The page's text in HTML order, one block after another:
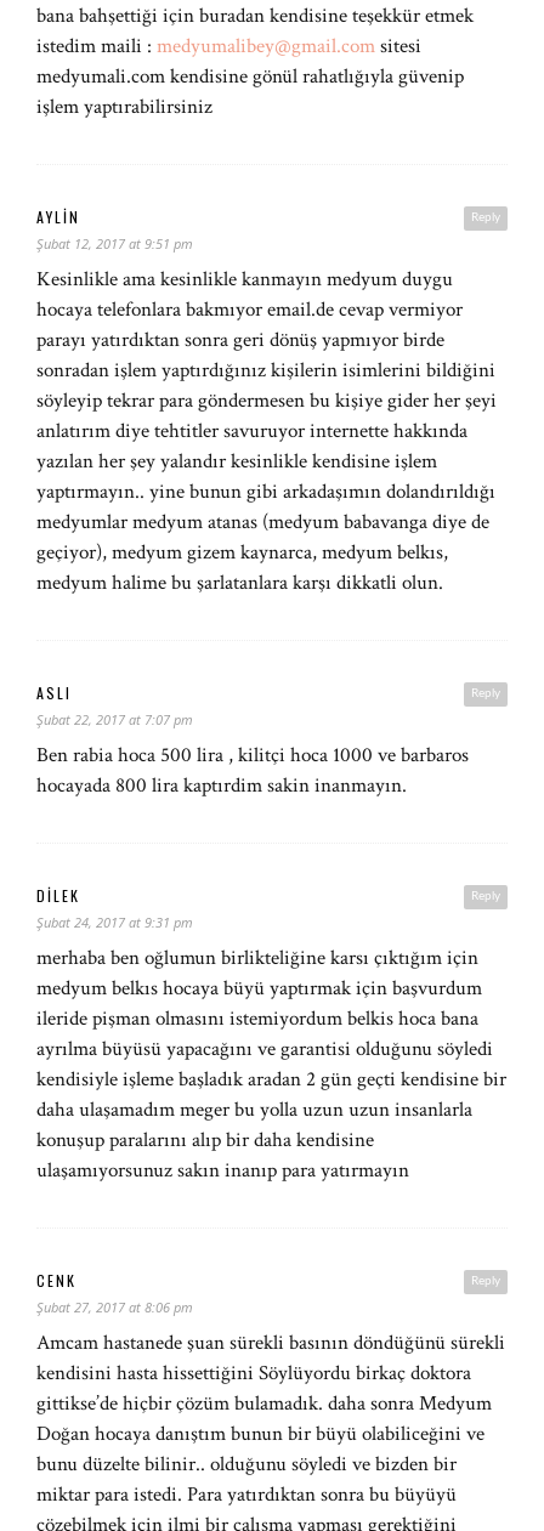
bana bahşettiği için buradan kendisine teşekkür etmek
istedim maili : medyumalibey@gmail.comsitesi
medyumali.com kendisine gönül rahatlığıyla güvenip
işlem yaptırabilirsiniz
Reply
AYLIN
Şubat 12, 2017 at 9:51 pm
Kesinlikle ama kesinlikle kanmayın medyum duygu
hocaya telefonlara bakmıyor email.de cevap vermiyor
parayı yatırdıktan sonra geri dönüş yapmıyor birde
sonradan işlem yaptırdığınız kişilerin isimlerini bildiğini
söyleyip tekrar para göndermesen bu kişiye gider her şeyi
anlatırım diye tehtitler savuruyor internette hakkında
yazılan her şey yalandır kesinlikle kendisine işlem
yaptırmayın.. yine bunun gibi arkadaşımın dolandırıldığı
medyumlar medyum atanas (medyum babavanga diye de
geçiyor), medyum gizem kaynarca, medyum belkıs,
medyum halime bu şarlatanlara karşı dikkatli olun.
Reply
ASLI
Şubat 22, 2017 at 7:07 pm
Ben rabia hoca 500 lira , kilitçi hoca 1000 ve barbaros
hocayada 800 lira kaptırdim sakin inanmayın.
Reply
DILEK
Şubat 24, 2017 at 9:31 pm
merhaba ben oğlumun birlikteliğine karsı çıktığım için
medyum belkıs hocaya büyü yaptırmak için başvurdum
ileride pişman olmasını istemiyordum belkis hoca bana
ayrılma büyüsü yapacağını ve garantisi olduğunu söyledi
kendisiyle işleme başladık aradan 2 gün geçti kendisine bir
daha ulaşamadım meger bu yolla uzun uzun insanlarla
konuşup paralarını alıp bir daha kendisine
ulaşamıyorsunuz sakın inanıp para yatırmayın
Reply
CENK
Şubat 27, 2017 at 8:06 pm
Amcam hastanede şuan sürekli basının döndüğünü sürekli
kendisini hasta hissettiğini Söylüyordu birkaç doktora
gittikse’de hiçbir çözüm bulamadık. daha sonra Medyum
Doğan hocaya danıştım bunun bir büyü olabiliceğini ve
bunu düzelte bilinir.. olduğunu söyledi ve bizden bir
miktar para istedi. Para yatırdıktan sonra bu büyüyü
çözebilmek için ilmi bir çalışma yapması gerektiğini